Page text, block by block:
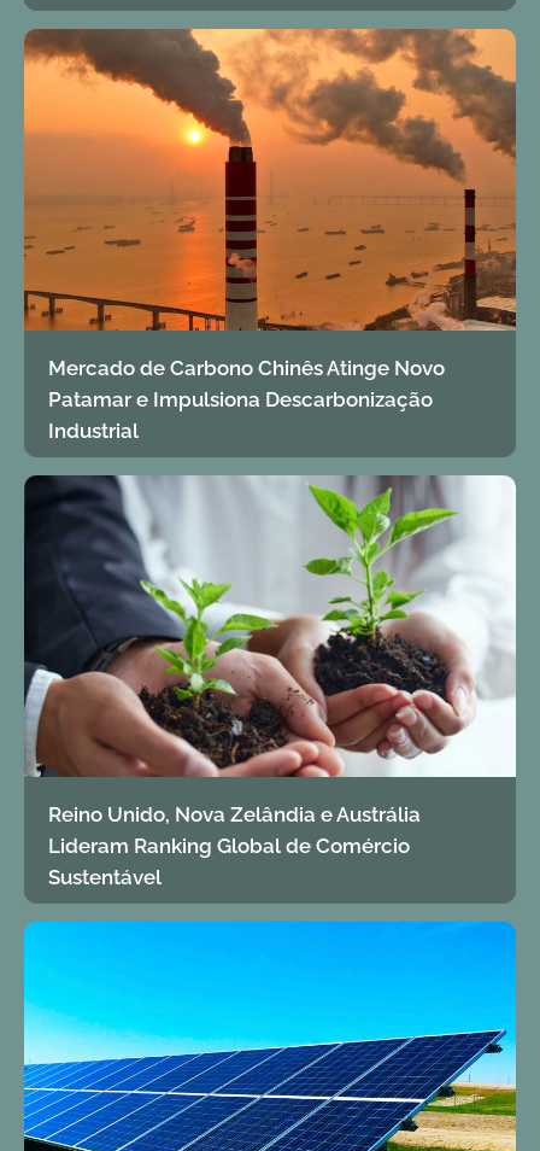
Mercado de Carbono Chinês Atinge Novo
Patamar e Impulsiona Descarbonização
Industrial
Reino Unido, Nova Zelândia e Austrália
Lideram Ranking Global de Comércio
Sustentável